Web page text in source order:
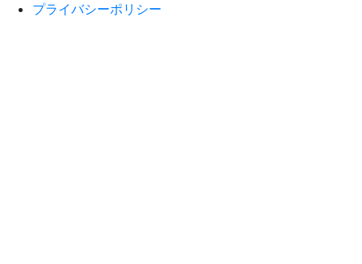
プライバシーポリシー